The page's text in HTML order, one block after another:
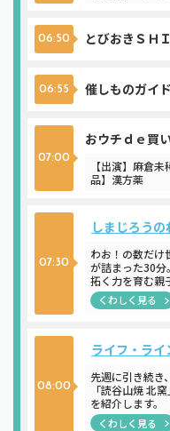
06:50 とびおきＳＨ
06:55 催しものガイド
07:00
おウチｄｅ買
【出演】麻倉
品】漢方薬
07:30
しまじろうの
わお！の数だけ
が詰まった30分
拓く力を育む親
くわしく見る
08:00
ライフ・ライ
先週に引き続き
「読谷山焼 北
を紹介します。
くわしく見る